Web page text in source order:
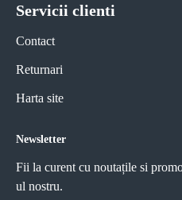
Servicii clienti
Contact
Returnari
Harta site
Newsletter
Fii la curent cu noutațile si
ul nostru.